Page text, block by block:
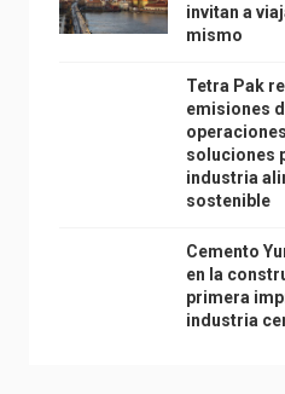
invitan a
mismo
Tetra Pak
emisiones
soluciones
industria
sostenible
Cemento
en la
primera
industria